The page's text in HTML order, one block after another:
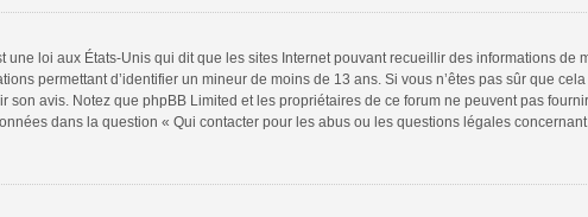
une loi aux États-Unis qui dit que les sites Internet pouvant recueillir des informations de
permettant d’identifier un mineur de moins de 13 ans. Si vous n’êtes pas sûr que
son avis. Notez que phpBB Limited et les propriétaires de ce forum ne peuvent pas
dans la question « Qui contacter pour les abus ou les questions légales